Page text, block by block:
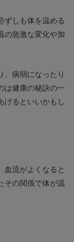
ずしも体を温める
の急激な変化や加
病弱になったり
は健康の秘訣の一
げるといいかもし
血流がよくなると
その関係で体が温